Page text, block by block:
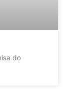
do